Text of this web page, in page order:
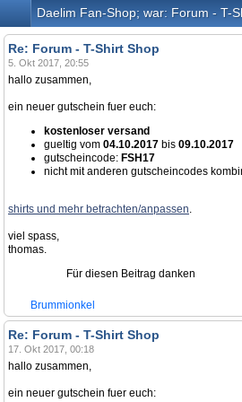
Daelim Fan-Shop; war: Forum - T-
Re: Forum - T-Shirt Shop
5. Okt 2017, 20:55
hallo zusammen,
ein neuer gutschein fuer euch:
kostenloser versand
gueltig vom 04.10.2017 bis 09.10.2017
gutscheincode: FSH17
nicht mit anderen gutscheincodes
shirts und mehr betrachten/anpassen.
viel spass,
thomas.
Für diesen Beitrag danken
Brummionkel
Re: Forum - T-Shirt Shop
17. Okt 2017, 00:18
hallo zusammen,
ein neuer gutschein fuer euch: